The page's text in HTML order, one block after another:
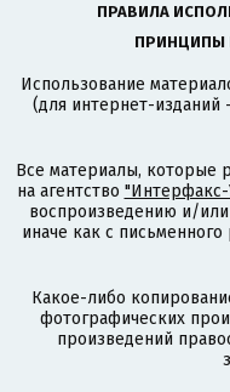
ПРАВИЛА
ПРИНЦИПЫ
Использование
(для интернет-изданий
Все материалы, которые
на агентство "Интерфакс-
воспроизведению и/
иначе как с
Какое-либо
фотографических
произведений